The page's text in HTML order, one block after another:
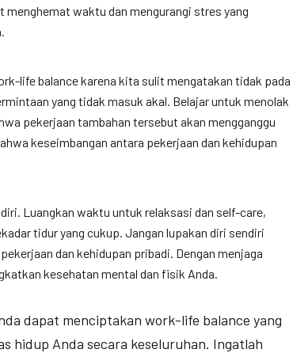
waktu dan mengurangi stres yang
life balance karena kita sulit mengatakan tidak pada
yang tidak masuk akal. Belajar untuk menolak
pekerjaan tambahan tersebut akan mengganggu
keseimbangan antara pekerjaan dan kehidupan
Luangkan waktu untuk relaksasi dan self-care,
tidur yang cukup. Jangan lupakan diri sendiri
dan kehidupan pribadi. Dengan menjaga
kesehatan mental dan fisik Anda.
dapat menciptakan work-life balance yang
hidup Anda secara keseluruhan. Ingatlah